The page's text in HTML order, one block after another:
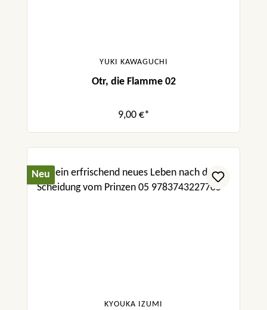
YUKI KAWAGUCHI
Otr, die Flamme 02
9,00 €*
Neu
KYOUKA IZUMI